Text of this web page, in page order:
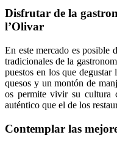
Disfrutar de la
l’Olivar
En este mercado es posible
tradicionales de la
puestos en los que degustar
quesos y un montón de
os permite vivir su cultura
auténtico que el de los
Contemplar las